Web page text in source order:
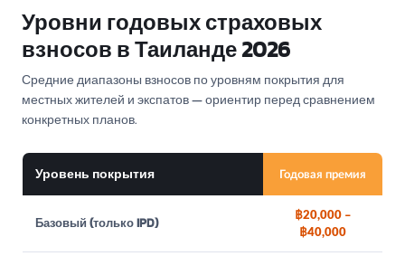
Уровни годовых страховых
взносов в Таиланде 2026
Средние диапазоны взносов по уровням покрытия для
местных жителей и экспатов — ориентир перед сравнением
конкретных планов.
Уровень покрытия Годовая премия
Базовый (только IPD)
฿20,000 –
฿40,000